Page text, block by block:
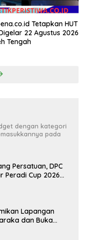
Tetapkan HUT
22 Agustus 2026
Tengah
dengan kategori
pada
Persatuan, DPC
Peradi Cup 2026
Lapangan
dan Buka